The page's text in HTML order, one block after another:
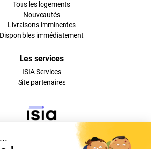
Tous les logements
Nouveautés
Livraisons imminentes
Disponibles immédiatement
Les services
ISIA Services
Site partenaires
Suivez-nous sur